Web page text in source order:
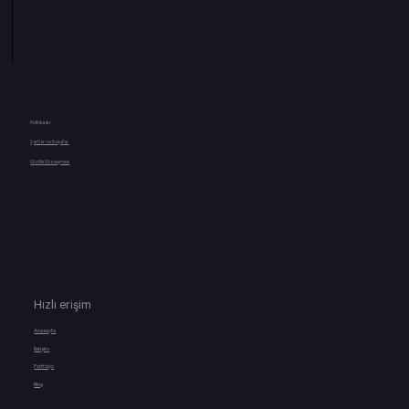
Anasayfa
İletişim
Blog
Portfolyo
Hızlı erişim
Şartlar ve Koşullar
Politikalar
Gizlilik Sözleşmesi